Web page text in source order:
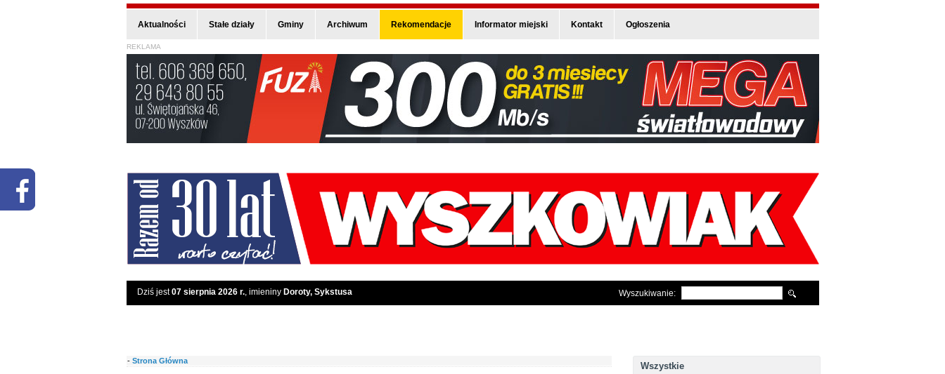
Aktualności Stałe działy Gminy Archiwum Rekomendacje Informator miejski Kontakt Ogłoszenia
REKLAMA
Dziś jest07 sierpnia 2026 r., imieniny Doroty, Sykstusa Wyszukiwanie:
Wszystkie
- Strona Główna